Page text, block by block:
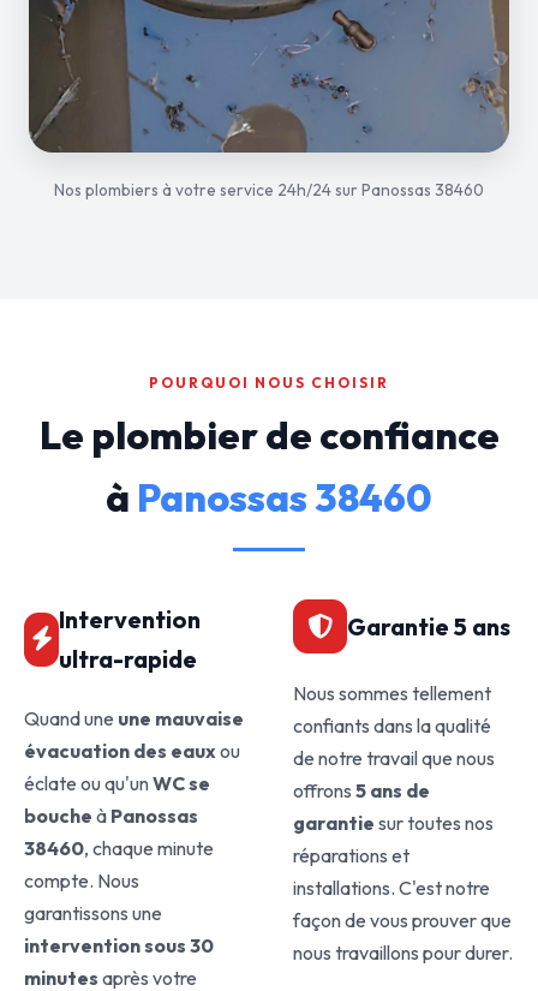
Nos plombiers à votre service 24h/24 sur Panossas 38460
POURQUOI NOUS CHOISIR
Le plombier de confiance
à Panossas 38460
Intervention
ultra-rapide
Quand une une mauvaise
évacuation des eauxou
éclate ou qu'unWC se
bouche à Panossas
38460, chaque minute
compte. Nous
garantissons une
intervention sous 30
minutes après votre
Garantie 5 ans
Nous sommes tellement
confiants dans la qualité
de notre travail que nous
offrons 5 ans de
garantie sur toutes nos
réparations et
installations. C'est notre
façon de vous prouver que
nous travaillons pour durer.